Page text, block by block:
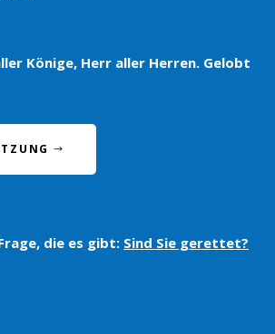
Könige, Herr aller Herren. Gelobt
die es gibt: Sind Sie gerettet?